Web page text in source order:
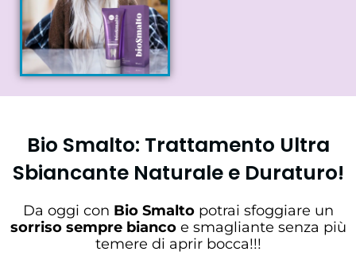
Bio Smalto: Trattamento Ultra
Sbiancante Naturale e Duraturo!
Da oggi con Bio Smaltopotrai sfoggiare un
sorriso sempre biancoe smagliante senza più
temere di aprir bocca!!!